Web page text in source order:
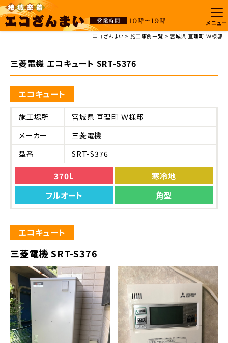
メニュー
エコざんまい
施工事例一覧 宮城県 亘理町 Ｗ様邸
三菱電機 エコキュート SRT-S376
エコキュート
施工場所
宮城県 亘理町 Ｗ様邸
メーカー
三菱電機
型番
SRT-S376
370L
寒冷地
フルオート
角型
エコキュート
三菱電機 SRT-S376